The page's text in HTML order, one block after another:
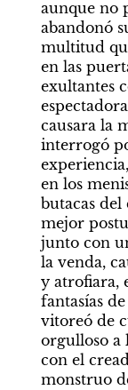
aunque no
abandonó
multitud
en las
exultantes
causara la
interrogó
en los
butacas
mejor
junto con
la venda,
y atrofiara,
fantasías
vitoreó de
orgulloso a
con el
monstruo